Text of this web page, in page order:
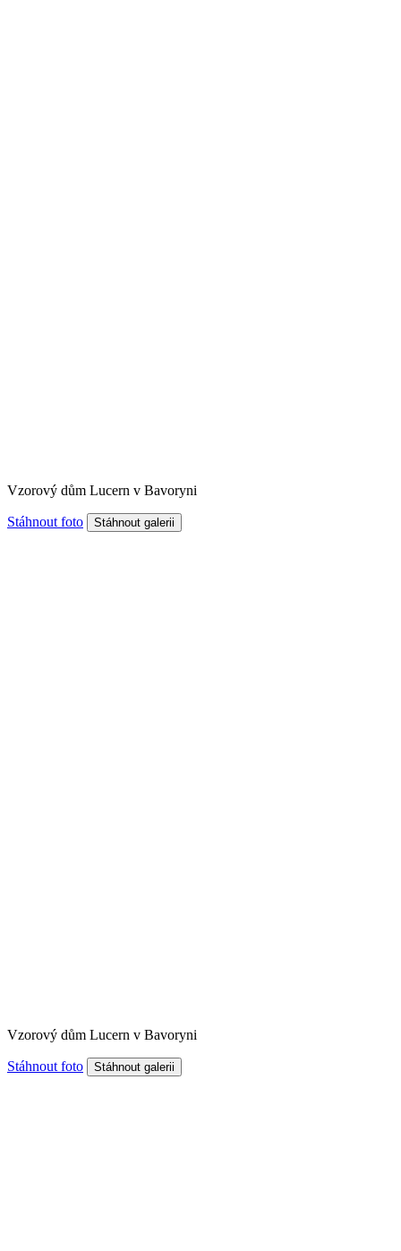
Vzorový dům Lucern v Bavoryni
Stáhnout foto
Vzorový dům Lucern v Bavoryni
Stáhnout foto